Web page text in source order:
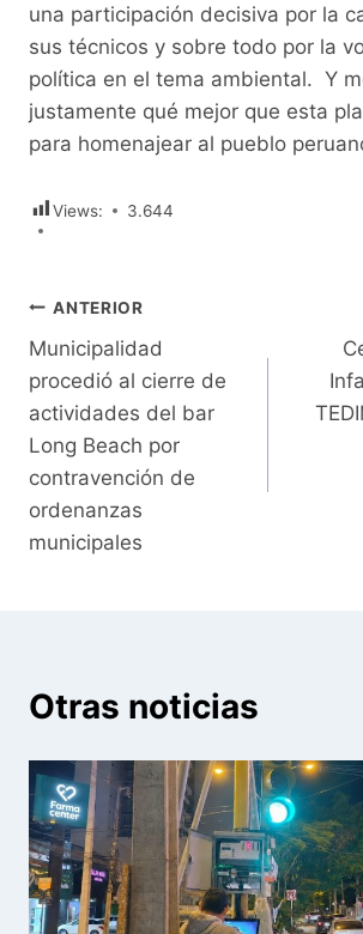
una participación decisiva por la
sus técnicos y sobre todo por la
política en el tema ambiental. Y
justamente qué mejor que esta
para homenajear al pueblo
Views: 3.644
Navegación
de
entradas
ANTERIOR
Municipalidad
procedió al cierre de
actividades del bar
Long Beach por
contravención de
ordenanzas
municipales
Otras noticias